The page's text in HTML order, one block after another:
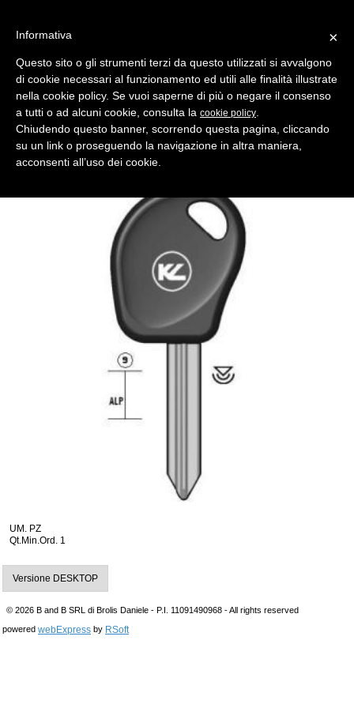
Indietro
CHIAVI AUTO > CHIAVI AUTO TRANSPONDER
chiave auto transponder cn22tk1
Comparativo Silca SX9T5 Produttore Key Line
UM. PZ
Qt.Min.Ord. 1
Versione DESKTOP
© 2026 B and B SRL di Brolis Daniele - P.I. 11091490968 - All rights reserved
powered webExpress by RSoft
×
Informativa
Questo sito o gli strumenti terzi da questo utilizzati si avvalgono
di cookie necessari al funzionamento ed utili alle finalità illustrate
nella cookie policy. Se vuoi saperne di più o negare il consenso
a tutti o ad alcuni cookie, consulta la cookie policy
Chiudendo questo banner, scorrendo questa pagina, cliccando
su un link o proseguendo la navigazione in altra maniera,
acconsenti all’uso dei cookie.